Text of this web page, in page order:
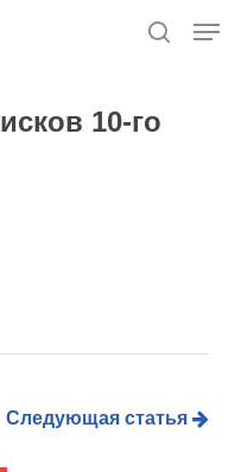
10-го
Следующая статья